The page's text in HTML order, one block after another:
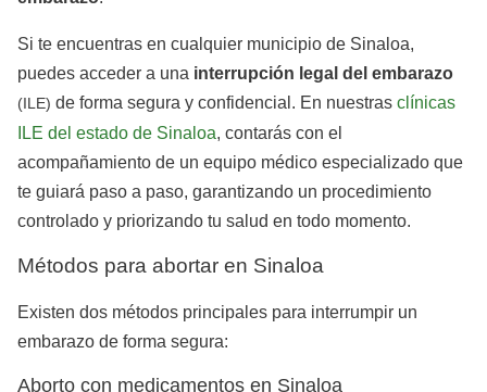
Si te encuentras en cualquier municipio de Sinaloa,
puedes acceder a una interrupción legal del embarazo
(ILE) de forma segura y confidencial. En nuestras clínicas
ILE del estado de Sinaloa, contarás con el
acompañamiento de un equipo médico especializado que
te guiará paso a paso, garantizando un procedimiento
controlado y priorizando tu salud en todo momento.
Métodos para abortar en Sinaloa
Existen dos métodos principales para interrumpir un
embarazo de forma segura:
Aborto con medicamentos en Sinaloa